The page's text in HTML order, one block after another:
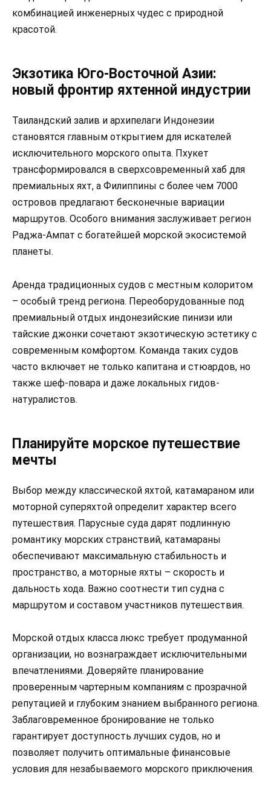
комбинацией инженерных чудес с природной
красотой.
Экзотика Юго-Восточной Азии:
новый фронтир яхтенной индустрии
Таиландский залив и архипелаги Индонезии
становятся главным открытием для искателей
исключительного морского опыта. Пхукет
трансформировался в сверхсовременный хаб для
премиальных яхт, а Филиппины с более чем 7000
островов предлагают бесконечные вариации
маршрутов. Особого внимания заслуживает регион
Раджа-Ампат с богатейшей морской экосистемой
планеты.
Аренда традиционных судов с местным колоритом
– особый тренд региона. Переоборудованные под
премиальный отдых индонезийские пинизи или
тайские джонки сочетают экзотическую эстетику с
современным комфортом. Команда таких судов
часто включает не только капитана и стюардов, но
также шеф-повара и даже локальных гидов-
натуралистов.
Планируйте морское путешествие
мечты
Выбор между классической яхтой, катамараном или
моторной суперяхтой определит характер всего
путешествия. Парусные суда дарят подлинную
романтику морских странствий, катамараны
обеспечивают максимальную стабильность и
пространство, а моторные яхты – скорость и
дальность хода. Важно соотнести тип судна с
маршрутом и составом участников путешествия.
Морской отдых класса люкс требует продуманной
организации, но вознаграждает исключительными
впечатлениями. Доверяйте планирование
проверенным чартерным компаниям с прозрачной
репутацией и глубоким знанием выбранного региона.
Заблаговременное бронирование не только
гарантирует доступность лучших судов, но и
позволяет получить оптимальные финансовые
условия для незабываемого морского приключения.